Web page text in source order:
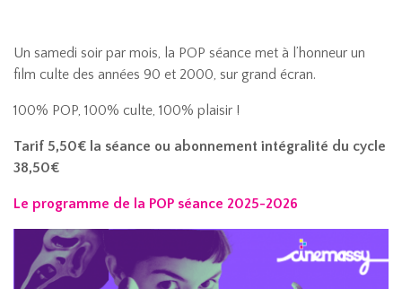
Un samedi soir par mois, la POP séance met à l’honneur un
film culte des années 90 et 2000, sur grand écran.
100% POP, 100% culte, 100% plaisir !
Tarif 5,50€ la séance ou abonnement intégralité du cycle
38,50€
Le programme de la POP séance 2025-2026